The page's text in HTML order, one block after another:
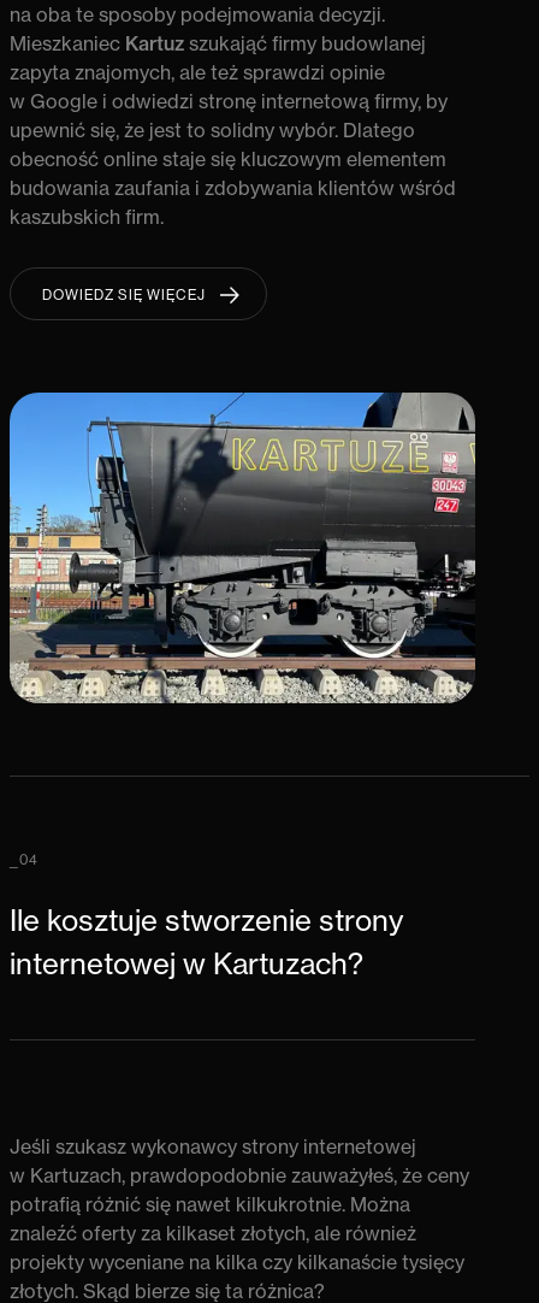
na oba te sposoby podejmowania decyzji.
Mieszkaniec Kartuz szukająć firmy budowlanej
zapyta znajomych, ale też sprawdzi opinie
w Google i odwiedzi stronę internetową firmy, by
upewnić się, że jest to solidny wybór. Dlatego
obecność online staje się kluczowym elementem
budowania zaufania i zdobywania klientów wśród
kaszubskich firm.
DOWIEDZ SIĘ WIĘCEJ
Ile kosztuje stworzenie strony
internetowej w Kartuzach?
_04
Jeśli szukasz wykonawcy strony internetowej
w Kartuzach, prawdopodobnie zauważyłeś, że ceny
potrafią różnić się nawet kilkukrotnie. Można
znaleźć oferty za kilkaset złotych, ale również
projekty wyceniane na kilka czy kilkanaście tysięcy
złotych. Skąd bierze się ta różnica?